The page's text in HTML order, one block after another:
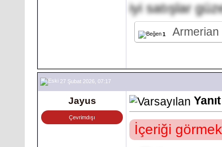
iyi satışlar
1 Armerian
27 Şubat 2026, 07:17
Jayus
Çevrimdışı
İçeriği